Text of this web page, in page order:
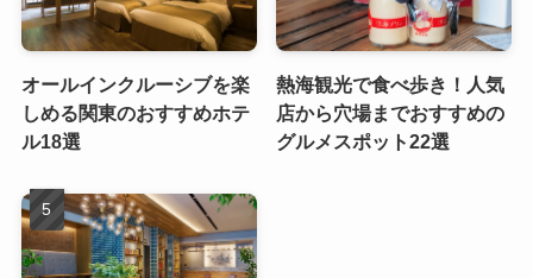
オールインクルーシブを楽
しめる関東のおすすめホテ
ル18選
熱海観光で食べ歩き！人気
店から穴場までおすすめの
グルメスポット22選